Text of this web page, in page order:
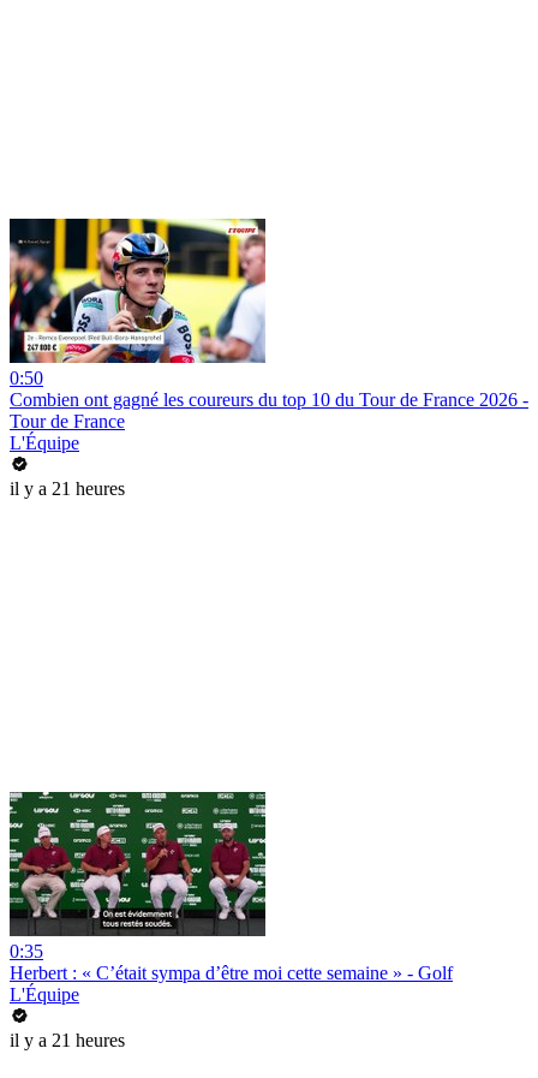
0:50
Combien ont gagné les coureurs du top 10 du Tour de France 2026 -
Tour de France
L'Équipe
il y a 21 heures
0:35
Herbert : « C’était sympa d’être moi cette semaine » - Golf
L'Équipe
il y a 21 heures